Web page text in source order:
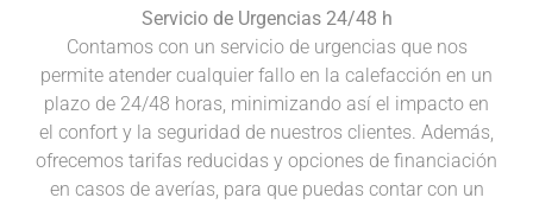
Servicio de Urgencias 24/48 h
Contamos con un servicio de urgencias que nos
permite atender cualquier fallo en la calefacción en un
plazo de 24/48 horas, minimizando así el impacto en
el confort y la seguridad de nuestros clientes. Además,
ofrecemos tarifas reducidas y opciones de financiación
en casos de averías, para que puedas contar con un